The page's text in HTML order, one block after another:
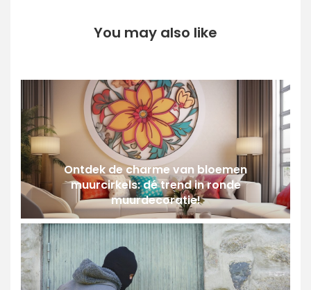
You may also like
Ontdek de charme van bloemen
muurcirkels: dé trend in ronde
muurdecoratie!